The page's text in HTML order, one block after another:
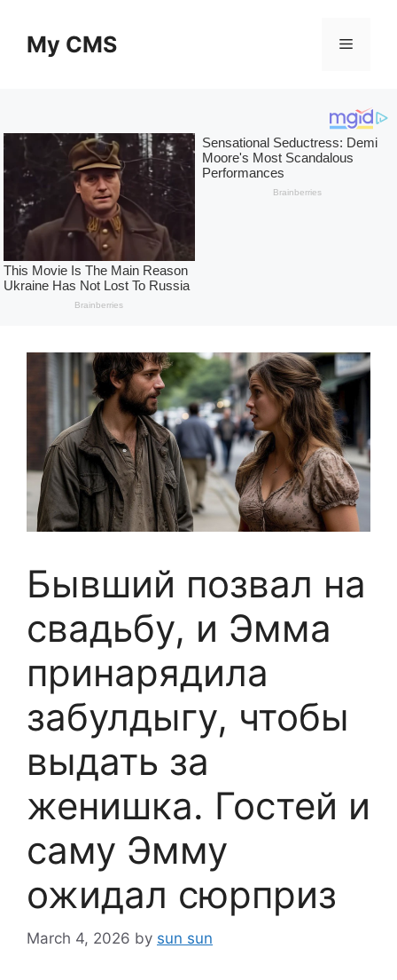
contentMy CMS Menu
Бывший позвал на
свадьбу, и Эмма
принарядила
забулдыгу, чтобы
выдать за
женишка. Гостей и
саму Эмму
ожидал сюрприз
March 4, 2026 by sun sun